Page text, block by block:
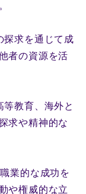
探求を通じて成
者の資源を活
教育、海外と
求や精神的な
業的な成功を
や権威的な立